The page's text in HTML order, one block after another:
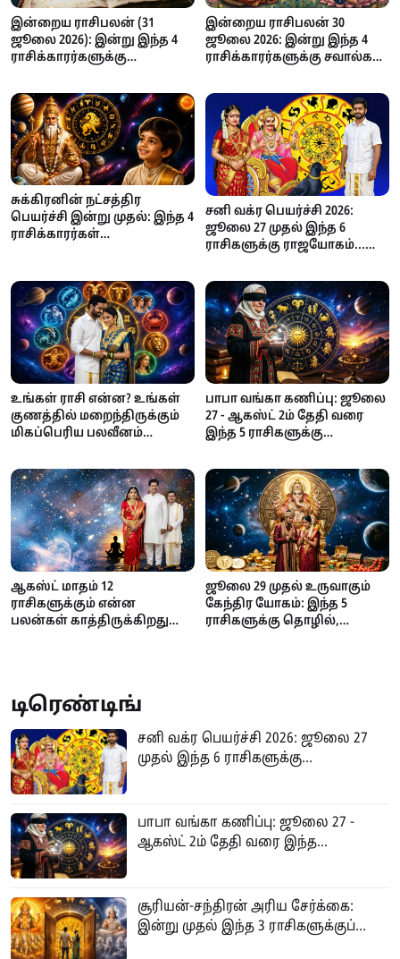
இன்றைய ராசிபலன் (31
ஜூலை 2026): இன்று இந்த 4
ராசிக்காரர்களுக்கு
பணவரவு, அதிர்ஷ்டத்தில்
முன்னேற்றம்!
இன்றைய ராசிபலன் 30
ஜூலை 2026: இன்று இந்த 4
ராசிக்காரர்களுக்கு சவால்கள்
கைகொடுக்கிறது?
சுக்கிரனின் நட்சத்திர
பெயர்ச்சி இன்று முதல்: இந்த 4
ராசிக்காரர்கள்
அதிகரிக்குமாம்!
சனி வக்ர பெயர்ச்சி 2026:
ஜூலை 27 முதல் இந்த 6
ராசிகளுக்கு ராஜயோகம்...
உயர்வில் அதிர்ஷ்டம்!
உங்கள் ராசி என்ன? உங்கள்
குணத்தில் மறைந்திருக்கும்
மிகப்பெரிய பலவீனம்
பாபா வங்கா கணிப்பு: ஜூலை
27 - ஆகஸ்ட் 2ம் தேதி வரை
இந்த 5 ராசிகளுக்கு
ஆகஸ்ட் மாதம் 12
ராசிகளுக்கும் என்ன
பலன்கள் காத்திருக்கிறது
ஜூலை 29 முதல் உருவாகும்
கேந்திர யோகம்: இந்த 5
ராசிகளுக்கு தொழில்,
டிரெண்டிங்
சனி வக்ர பெயர்ச்சி 2026: ஜூலை 27
முதல் இந்த 6 ராசிகளுக்கு...
பாபா வங்கா கணிப்பு: ஜூலை 27 -
ஆகஸ்ட் 2ம் தேதி வரை இந்த...
சூரியன்-சந்திரன் அரிய சேர்க்கை:
இன்று முதல் இந்த 3 ராசிகளுக்குப்...